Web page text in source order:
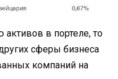
активов в портеле, то
сферы бизнеса
компаний на